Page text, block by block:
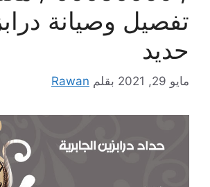
تفصيل وصيانة
حديد
مايو 29, 2021 بقلم Rawan